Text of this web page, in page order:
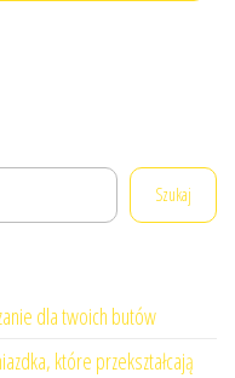
Szukaj
dla twoich butów
które przekształcają